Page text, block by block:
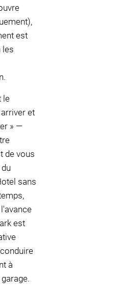
est
les
le
et
» —
de vous
sans
est
à
garage.